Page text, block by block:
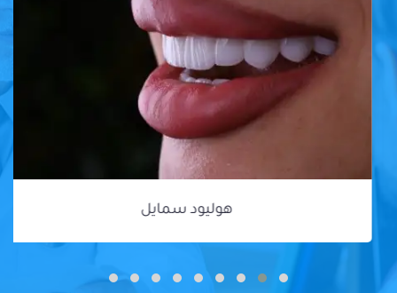
هوليود سمايل